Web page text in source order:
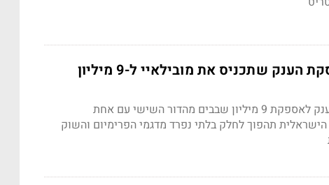
התשובה הישראלית לטסלה? עסקת הענק שתכניס את מובילאיי ל-9 מיליון
ניצחון אסטרטגי למובילאיי בארה"ב: חוזה ענק לאספקת 9 מיליון שבבים מהדור השישי עם אחת
תהפוך לחלק בלתי נפרד מדגמי הפרימיום והשוק